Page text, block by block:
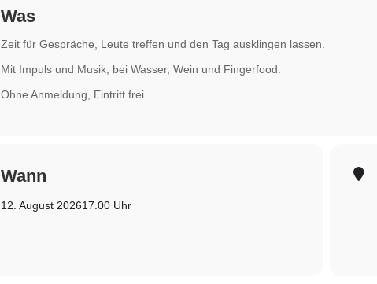
Was
Zeit für Gespräche, Leute treffen und den Tag ausklingen lassen.
Mit Impuls und Musik, bei Wasser, Wein und Fingerfood.
Ohne Anmeldung, Eintritt frei
Wann
12. August 202617.00 Uhr